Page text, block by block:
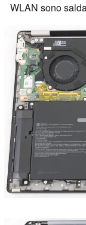
WLAN sono